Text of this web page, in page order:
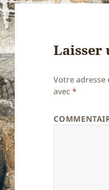
Laisser
Votre adresse
avec*